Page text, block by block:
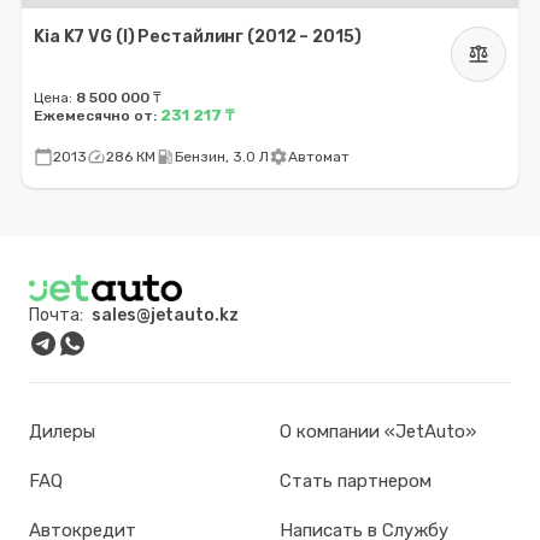
Kia K7 VG (I) Рестайлинг (2012 – 2015)
balance
Цена: 8 500 000 ₸
Ежемесячно от: 231 217 ₸
calendar_today2013speed286 КМ local_gas_stationБензин, 3.0 ЛsettingsАвтомат
Почта: sales@jetauto.kz
Дилеры О компании «JetAuto»
FAQ Стать партнером
Автокредит Написать в Службу